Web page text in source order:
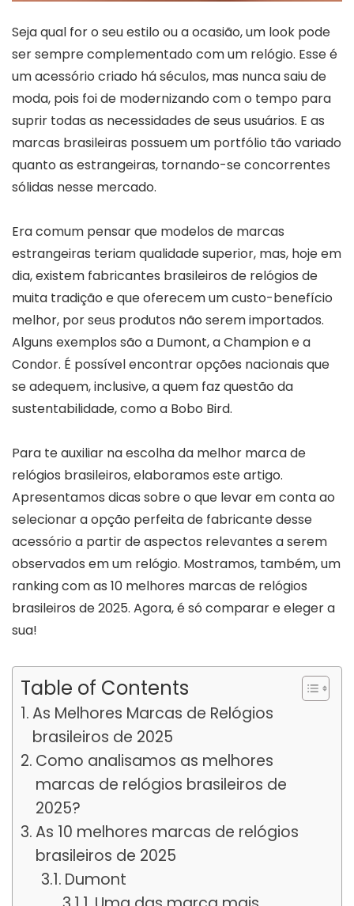
Seja qual for o seu estilo ou a ocasião, um look pode
ser sempre complementado com um relógio. Esse é
um acessório criado há séculos, mas nunca saiu de
moda, pois foi de modernizando com o tempo para
suprir todas as necessidades de seus usuários. E as
marcas brasileiras possuem um portfólio tão variado
quanto as estrangeiras, tornando-se concorrentes
sólidas nesse mercado.
Era comum pensar que modelos de marcas
estrangeiras teriam qualidade superior, mas, hoje em
dia, existem fabricantes brasileiros de relógios de
muita tradição e que oferecem um custo-benefício
melhor, por seus produtos não serem importados.
Alguns exemplos são a Dumont, a Champion e a
Condor. É possível encontrar opções nacionais que
se adequem, inclusive, a quem faz questão da
sustentabilidade, como a Bobo Bird.
Para te auxiliar na escolha da melhor marca de
relógios brasileiros, elaboramos este artigo.
Apresentamos dicas sobre o que levar em conta ao
selecionar a opção perfeita de fabricante desse
acessório a partir de aspectos relevantes a serem
observados em um relógio. Mostramos, também, um
ranking com as 10 melhores marcas de relógios
brasileiros de 2025. Agora, é só comparar e eleger a
sua!
Table of Contents
As Melhores Marcas de Relógios
brasileiros de 2025
Como analisamos as melhores
marcas de relógios brasileiros de
2025?
As 10 melhores marcas de relógios
brasileiros de 2025
Dumont